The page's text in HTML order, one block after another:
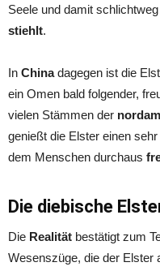
Seele und damit
stiehlt.
In Chinadagegen ist die
ein Omen bald folgender,
vielen Stämmen der
genießt die Elster einen
dem Menschen durchaus
Die diebische
Die Realität bestätigt zum
Wesenszüge, die der Elster